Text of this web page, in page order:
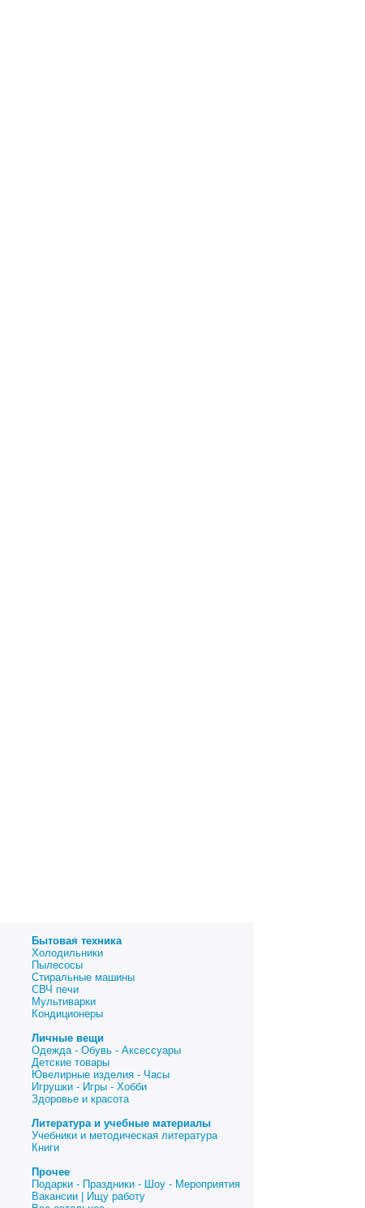
Бытовая техника
Холодильники
Пылесосы
Стиральные машины
СВЧ печи
Мультиварки
Кондиционеры
Личные вещи
Одежда - Обувь - Аксессуары
Детские товары
Ювелирные изделия - Часы
Игрушки - Игры - Хобби
Здоровье и красота
Литература и учебные материалы
Учебники и методическая литература
Книги
Прочее
Подарки - Праздники - Шоу - Мероприятия
Вакансии | Ищу работу